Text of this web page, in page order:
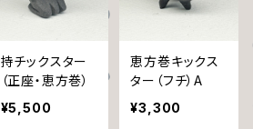
持チックスター
（正座・恵方巻）
¥5,500
恵方巻キックス
ター（フチ）A
¥3,300